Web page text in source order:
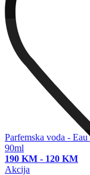
Parfemska voda -
90ml
190 KM - 120 KM
Akcija